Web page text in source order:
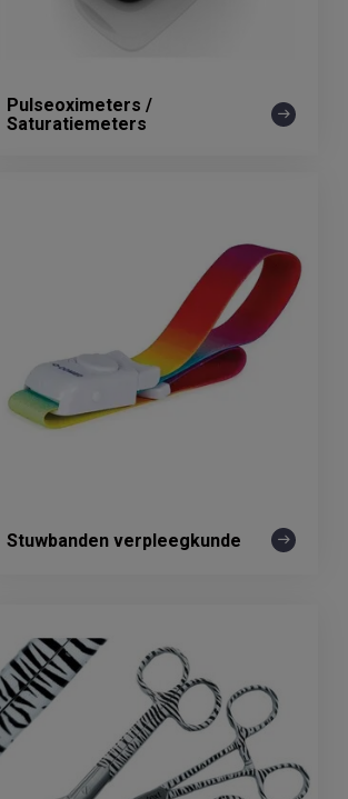
Pulseoximeters /
Saturatiemeters
Stuwbanden verpleegkunde